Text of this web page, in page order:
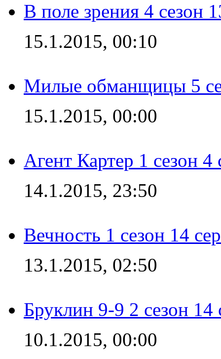
В поле зрения 4 сезон
15.1.2015, 00:10
Милые обманщицы 5
15.1.2015, 00:00
Агент Картер 1 сезон 4
14.1.2015, 23:50
Вечность 1 сезон 14
13.1.2015, 02:50
Бруклин 9-9 2 сезон 14
10.1.2015, 00:00